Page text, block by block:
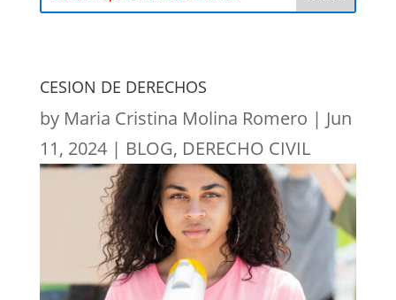
CESION DE DERECHOS
by Maria Cristina Molina Romero | Jun
11, 2024| BLOG, DERECHO CIVIL